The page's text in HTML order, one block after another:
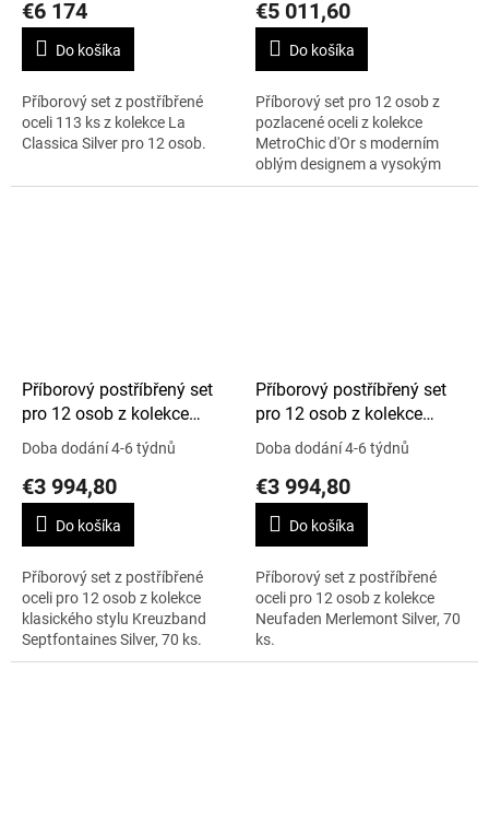
€6 174
Do košíka
Příborový set z postříbřené
oceli 113 ks z kolekce La
Classica Silver pro 12 osob.
€5 011,60
Do košíka
Příborový set pro 12 osob z
pozlacené oceli z kolekce
MetroChic d'Or s moderním
oblým designem a vysokým
leskem, 113 ks.
Příborový postříbřený set
pro 12 osob z kolekce
KREUZBAND
SEPTFONTAINES SILVER,
70 ks
Doba dodání 4-6 týdnů
€3 994,80
Do košíka
Příborový set z postříbřené
oceli pro 12 osob z kolekce
klasického stylu Kreuzband
Septfontaines Silver, 70 ks.
Příborový postříbřený set
pro 12 osob z kolekce
NEUFADEN-MERLEMONT
Doba dodání 4-6 týdnů
€3 994,80
Do košíka
Příborový set z postříbřené
oceli pro 12 osob z kolekce
Neufaden Merlemont Silver, 70
ks.